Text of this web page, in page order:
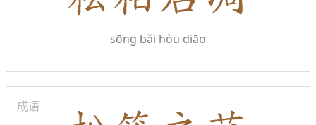
sōng bǎi hòu diāo
成语